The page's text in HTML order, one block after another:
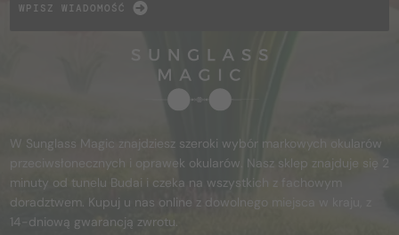
WPISZ WIADOMOŚĆ
W Sunglass Magic znajdziesz szeroki wybór markowych okularów
przeciwsłonecznych i oprawek okularów. Nasz sklep znajduje się 2
minuty od tunelu Budai i czeka na wszystkich z fachowym
doradztwem. Kupuj u nas online z dowolnego miejsca w kraju, z
14-dniową gwarancją zwrotu.